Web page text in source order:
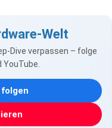
Welt
Dive verpassen – folge